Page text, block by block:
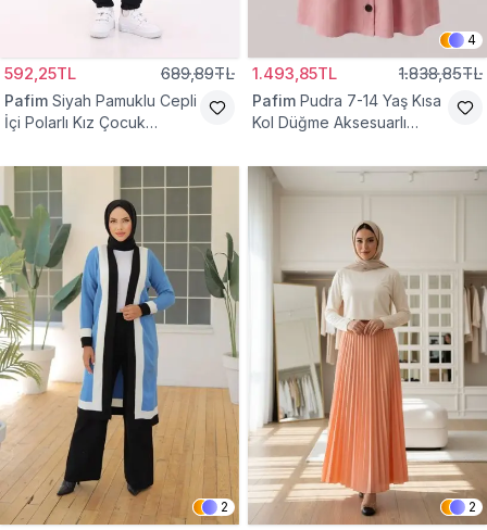
592,25TL 689,89TL
Pafim Siyah Pamuklu Cepli
İçi Polarlı Kız Çocuk
4
1.493,85TL 1.838,85TL
Pafim Pudra 7-14 Yaş Kısa
Kol Düğme Aksesuarlı
2 2